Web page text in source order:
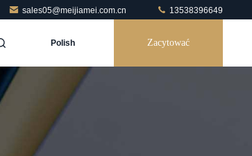
sales05@meijiamei.com.cn 13538396649
Polish Zacytować